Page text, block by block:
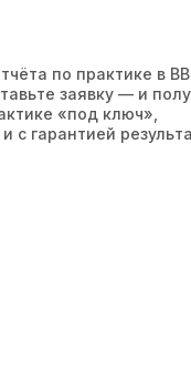
по практике в
заявку — и
«под ключ»,
с гарантией